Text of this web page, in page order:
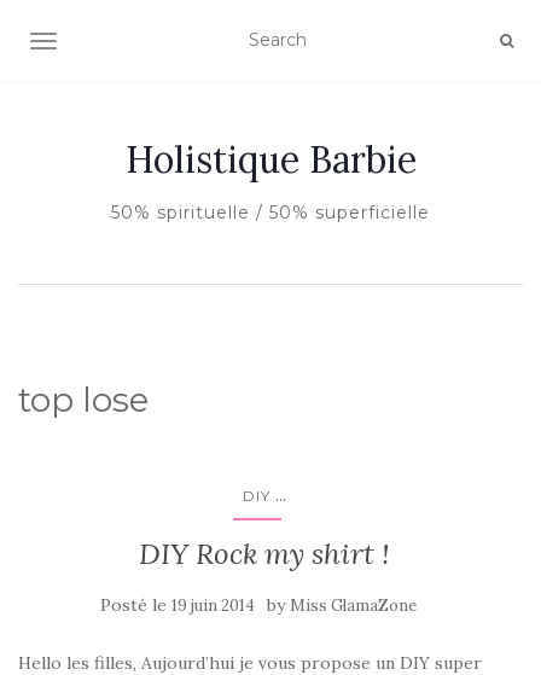
AFFICHER/MASQUER LA NAVIGATION
Holistique Barbie
50% spirituelle / 50% superficielle
top lose
DIY ...
DIY Rock my shirt !
Posté le 19 juin 2014 by Miss GlamaZone
Hello les filles, Aujourd’hui je vous propose un DIY super